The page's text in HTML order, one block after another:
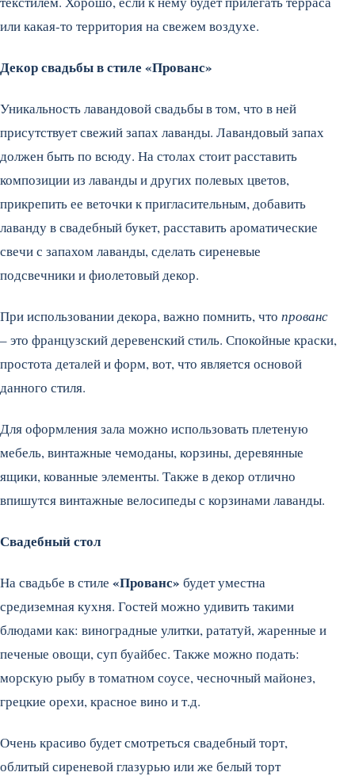
или какая-то территория на свежем воздухе.
Декор свадьбы в стиле «Прованс»
Уникальность лавандовой свадьбы в том, что в ней
присутствует свежий запах лаванды. Лавандовый запах
должен быть по всюду. На столах стоит расставить
композиции из лаванды и других полевых цветов,
прикрепить ее веточки к пригласительным, добавить
лаванду в свадебный букет, расставить ароматические
свечи с запахом лаванды, сделать сиреневые
подсвечники и фиолетовый декор.
При использовании декора, важно помнить, что прованс
– это французский деревенский стиль. Спокойные краски,
простота деталей и форм, вот, что является основой
данного стиля.
Для оформления зала можно использовать плетеную
мебель, винтажные чемоданы, корзины, деревянные
ящики, кованные элементы. Также в декор отлично
впишутся винтажные велосипеды с корзинами лаванды.
Свадебный стол
На свадьбе в стиле «Прованс» будет уместна
средиземная кухня. Гостей можно удивить такими
блюдами как: виноградные улитки, рататуй, жаренные и
печеные овощи, суп буайбес. Также можно подать:
морскую рыбу в томатном соусе, чесночный майонез,
грецкие орехи, красное вино и т.д.
Очень красиво будет смотреться свадебный торт,
облитый сиреневой глазурью или же белый торт